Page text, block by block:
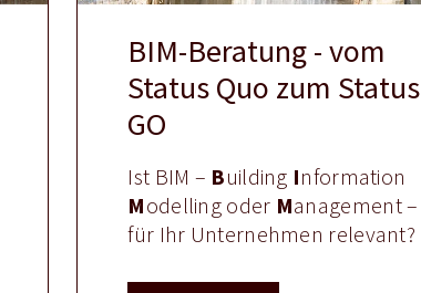
BIM-Beratung - vom
Status Quo zum Status
GO
Ist BIM – Building Information
Modelling oder Management –
für Ihr Unternehmen relevant?